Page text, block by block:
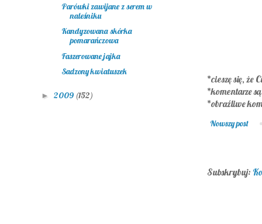
*cieszę się, że
*komentarze
*obraźliwe
Nowszy post
Subskrybuj:
Parówki zawijane z serem w
naleśniku
Kandyzowana skórka
pomarańczowa
Faszerowane jajka
Sadzony kwiatuszek
► 2009 (152)